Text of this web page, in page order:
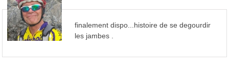
finalement dispo...histoire de se degourdir
les jambes .